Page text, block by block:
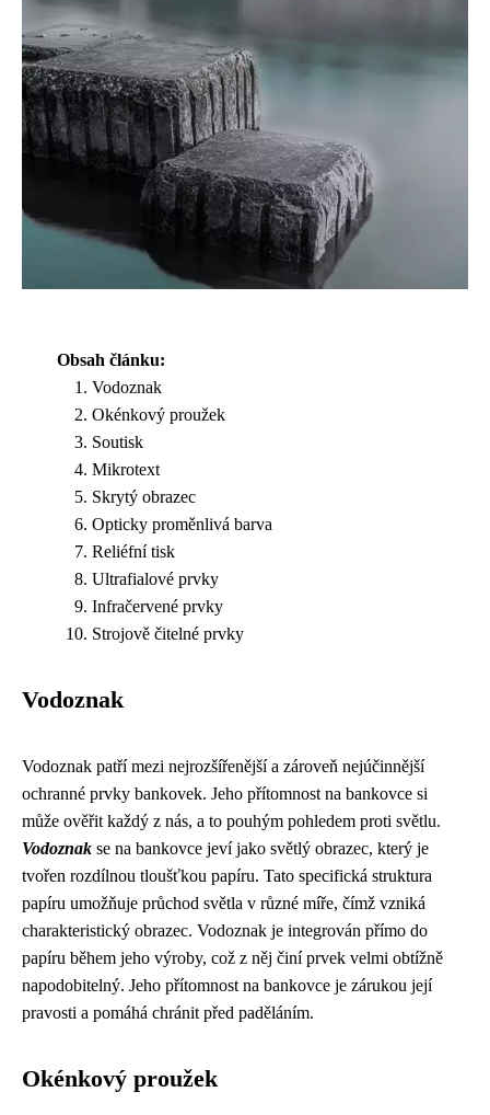
Obsah článku:
Vodoznak
Okénkový proužek
Soutisk
Mikrotext
Skrytý obrazec
Opticky proměnlivá barva
Reliéfní tisk
Ultrafialové prvky
Infračervené prvky
Strojově čitelné prvky
Vodoznak
Vodoznak patří mezi nejrozšířenější a zároveň nejúčinnější
ochranné prvky bankovek. Jeho přítomnost na bankovce si
může ověřit každý z nás, a to pouhým pohledem proti světlu.
Vodoznak se na bankovce jeví jako světlý obrazec, který je
tvořen rozdílnou tloušťkou papíru. Tato specifická struktura
papíru umožňuje průchod světla v různé míře, čímž vzniká
charakteristický obrazec. Vodoznak je integrován přímo do
papíru během jeho výroby, což z něj činí prvek velmi obtížně
napodobitelný. Jeho přítomnost na bankovce je zárukou její
pravosti a pomáhá chránit před paděláním.
Okénkový proužek